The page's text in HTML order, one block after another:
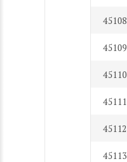
45108
45109
45110
45111
45112
45113